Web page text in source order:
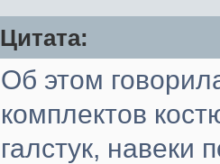
Цитата:
Об этом
комплектов
галстук, навеки